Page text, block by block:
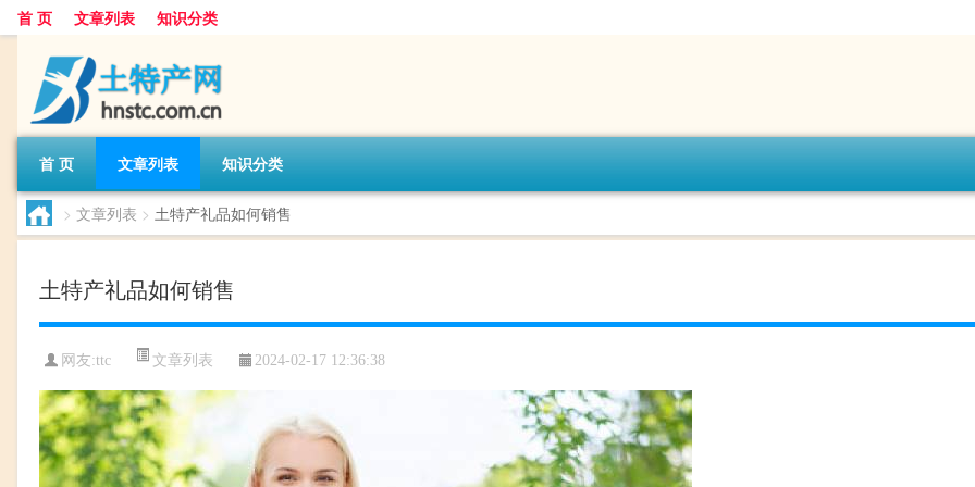
首 页 文章列表 知识分类
首 页 文章列表 知识分类
> 文章列表 > 土特产礼品如何销售
土特产礼品如何销售
网友:ttc 文章列表 2024-02-17 12:36:38